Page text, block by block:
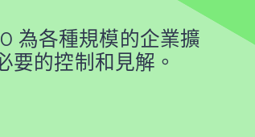
為各種規模的企業擴
要的控制和見解。